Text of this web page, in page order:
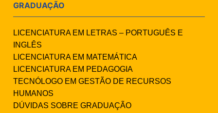
GRADUAÇÃO
LICENCIATURA EM LETRAS – PORTUGUÊS E
INGLÊS
LICENCIATURA EM MATEMÁTICA
LICENCIATURA EM PEDAGOGIA
TECNÓLOGO EM GESTÃO DE RECURSOS
HUMANOS
DÚVIDAS SOBRE GRADUAÇÃO